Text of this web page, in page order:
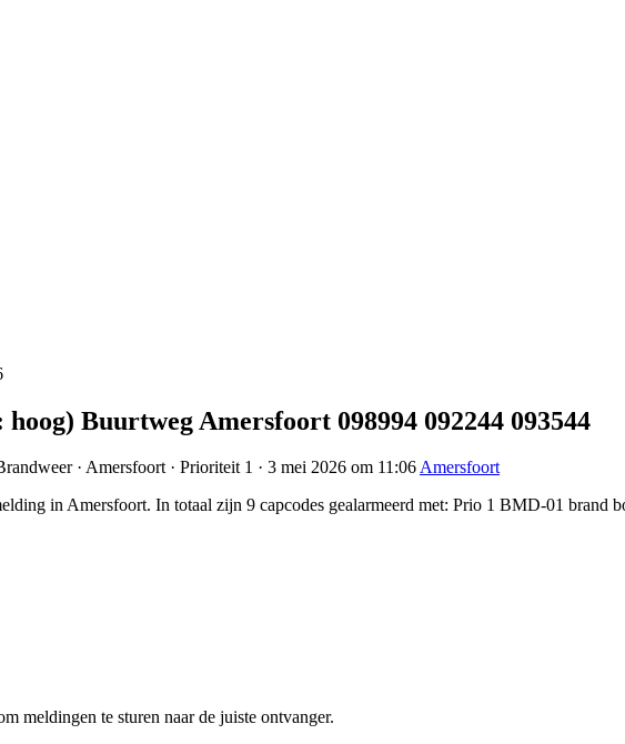
Buurtweg Amersfoort 098994 092244 093544
· Amersfoort · Prioriteit 1 · 3 mei 2026 om 11:06Amersfoort
in Amersfoort. In totaal zijn 9 capcodes gealarmeerd met: Prio 1 BMD-01
meldingen te sturen naar de juiste ontvanger.